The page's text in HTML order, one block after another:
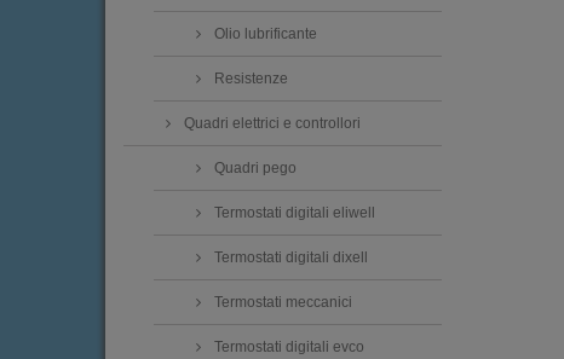
Olio lubrificante
Resistenze
Quadri elettrici e controllori
Quadri pego
Termostati digitali eliwell
Termostati digitali dixell
Termostati meccanici
Termostati digitali evco